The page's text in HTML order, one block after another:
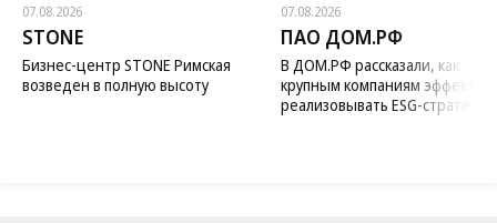
07.08.2026
STONE
Бизнес-центр STONE Римская
возведен в полную высоту
07.08.2026
ПАО ДОМ.РФ
В ДОМ.РФ рассказали, как
крупным компаниям
реализовывать ESG-стратегию